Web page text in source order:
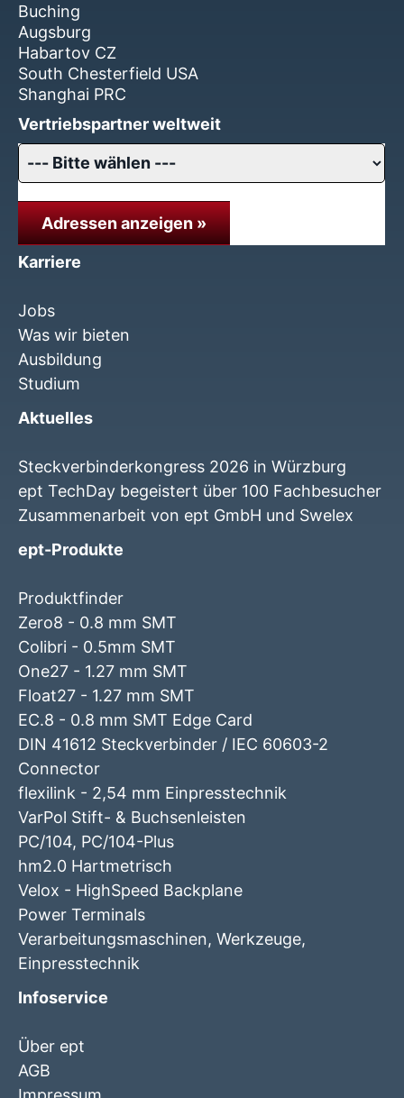
Buching
Augsburg
Habartov CZ
South Chesterfield USA
Shanghai PRC
Vertriebspartner weltweit
Adressen anzeigen »
Karriere
Jobs
Was wir bieten
Ausbildung
Studium
Aktuelles
Steckverbinderkongress 2026 in Würzburg
ept TechDay begeistert über 100 Fachbesucher
Zusammenarbeit von ept GmbH und Swelex
ept-Produkte
Produktfinder
Zero8 - 0.8 mm SMT
Colibri - 0.5mm SMT
One27 - 1.27 mm SMT
Float27 - 1.27 mm SMT
EC.8 - 0.8 mm SMT Edge Card
DIN 41612 Steckverbinder / IEC 60603-2
Connector
flexilink - 2,54 mm Einpresstechnik
VarPol Stift- & Buchsenleisten
PC/104, PC/104-Plus
hm2.0 Hartmetrisch
Velox - HighSpeed Backplane
Power Terminals
Verarbeitungsmaschinen, Werkzeuge,
Einpresstechnik
Infoservice
Über ept
AGB